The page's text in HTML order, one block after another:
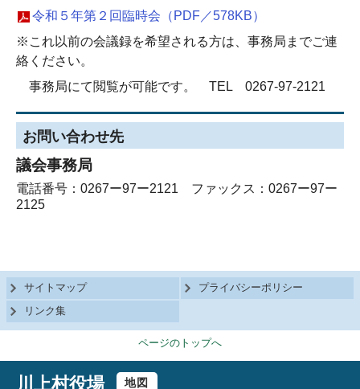
令和５年第２回臨時会（PDF／578KB）
※これ以前の会議録を希望される方は、事務局までご連
絡ください。
事務局にて閲覧が可能です。 TEL 0267-97-2121
お問い合わせ先
議会事務局
電話番号：0267ー97ー2121 ファックス：0267ー97ー
2125
サイトマップ
プライバシーポリシー
リンク集
ページのトップへ
川上村役場 地図